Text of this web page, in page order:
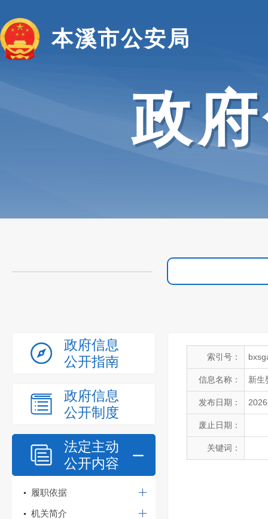
本溪市公安局
政
政府信息
公开指南
政府信息
公开制度
法定主动
公开内容
履职依据
机关简介
索引号：
信息名称： 新生
发布日期：
废止日期：
关键词：